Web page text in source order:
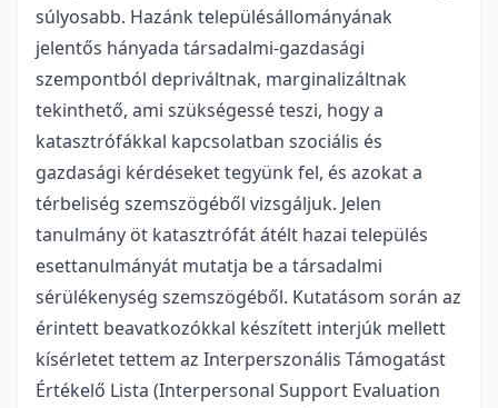
súlyosabb. Hazánk településállományának
jelentős hányada társadalmi-gazdasági
szempontból depriváltnak, marginalizáltnak
tekinthető, ami szükségessé teszi, hogy a
katasztrófákkal kapcsolatban szociális és
gazdasági kérdéseket tegyünk fel, és azokat a
térbeliség szemszögéből vizsgáljuk. Jelen
tanulmány öt katasztrófát átélt hazai település
esettanulmányát mutatja be a társadalmi
sérülékenység szemszögéből. Kutatásom során az
érintett beavatkozókkal készített interjúk mellett
kísérletet tettem az Interperszonális Támogatást
Értékelő Lista (Interpersonal Support Evaluation